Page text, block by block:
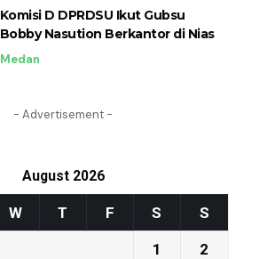
Komisi D DPRDSU Ikut Gubsu
Bobby Nasution Berkantor di Nias
Medan
- Advertisement -
August 2026
W T F S S
1 2